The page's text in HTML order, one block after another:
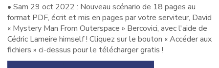
• Sam 29 oct 2022 : Nouveau scénario de 18 pages au
format PDF, écrit et mis en pages par votre serviteur, David
« Mystery Man From Outerspace » Bercovici, avec l'aide de
Cédric Lameire himself ! Cliquez sur le bouton « Accéder aux
fichiers » ci-dessus pour le télécharger gratis !